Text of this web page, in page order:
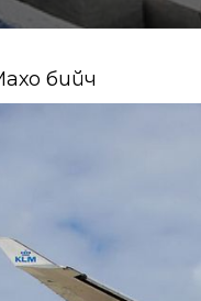
бийч